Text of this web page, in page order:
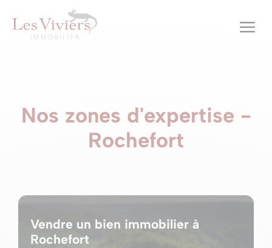
a
Nos zones d'expertise -
Rochefort
Vendre un bien immobilier à
Rochefort